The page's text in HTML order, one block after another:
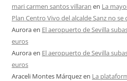
mari carmen santos villaran en La
Plan Centro Vivo del alcalde Sanz no
Auroraen El aeropuerto de Sevilla
euros
Auroraen El aeropuerto de Sevilla
euros
Araceli Montes Márquezen La